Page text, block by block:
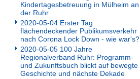
Kindertagesbetreuung in Mülheim an
der Ruhr
2020-05-04 Erster Tag
flächendeckender Publikumsverkehr
nach Corona Lock Down - wie war's?
2020-05-05 100 Jahre
Regionalverband Ruhr: Programm-
und Zukunftsbuch blickt auf bewegte
Geschichte und nächste Dekade